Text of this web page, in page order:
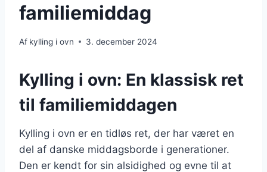
familiemiddag
Af kylling i ovn 3. december 2024
Kylling i ovn: En klassisk ret
til familiemiddagen
Kylling i ovn er en tidløs ret, der har været en
del af danske middagsborde i generationer.
Den er kendt for sin alsidighed og evne til at